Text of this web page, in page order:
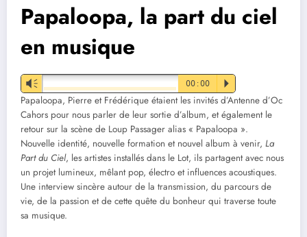
Papaloopa, la part du ciel
en musique
Vm 00:00 P
Papaloopa, Pierre et Frédérique étaient les invités d’Antenne d’Oc
Cahors pour nous parler de leur sortie d’album, et également le
retour sur la scène de Loup Passager alias « Papaloopa ».
Nouvelle identité, nouvelle formation et nouvel album à venir, La
Part du Ciel, les artistes installés dans le Lot, ils partagent avec nous
un projet lumineux, mêlant pop, électro et influences acoustiques.
Une interview sincère autour de la transmission, du parcours de
vie, de la passion et de cette quête du bonheur qui traverse toute
sa musique.